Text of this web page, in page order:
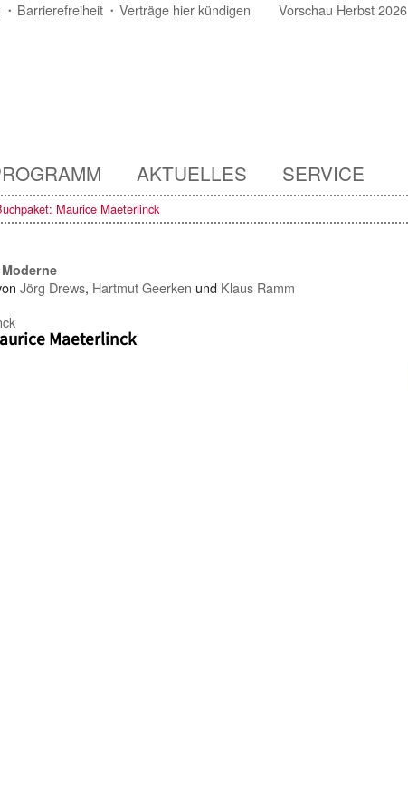
Barrierefreiheit Verträge hier kündigen Vorschau Herbst 2026
AKTUELLES SERVICE
Maurice Maeterlinck
Jörg Drews, Hartmut Geerken und Klaus Ramm
Maeterlinck